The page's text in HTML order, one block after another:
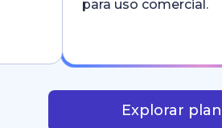
para uso comercial.
Explorar